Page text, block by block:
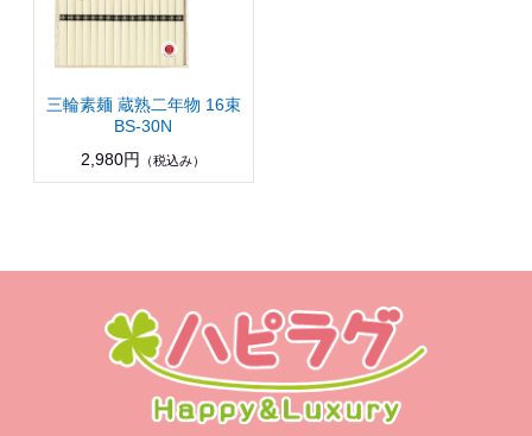
三輪素麺 蔵熟二年物 16束
BS-30N
2,980円
（税込み）